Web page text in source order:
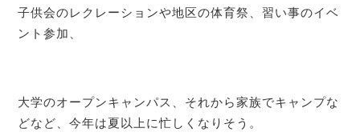
子供会のレクレーションや地区の体育祭、習い事のイベ
ント参加、
大学のオープンキャンパス、それから家族でキャンプな
どなど、今年は夏以上に忙しくなりそう。